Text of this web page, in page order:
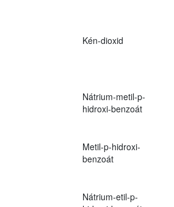
Kén-dioxid
Nátrium-metil-p-
hidroxi-benzoát
Metil-p-hidroxi-
benzoát
Nátrium-etil-p-